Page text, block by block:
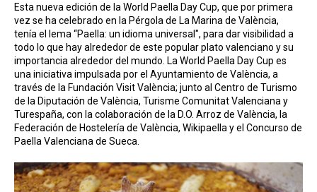
Esta nueva edición de la World Paella Day Cup, que por primera
vez se ha celebrado en la Pérgola de La Marina de València,
tenía el lema “Paella: un idioma universal", para dar visibilidad a
todo lo que hay alrededor de este popular plato valenciano y su
importancia alrededor del mundo. La World Paella Day Cup es
una iniciativa impulsada por el Ayuntamiento de València, a
través de la Fundación Visit València; junto al Centro de Turismo
de la Diputación de València, Turisme Comunitat Valenciana y
Turespaña, con la colaboración de la D.O. Arroz de València, la
Federación de Hostelería de València, Wikipaella y el Concurso de
Paella Valenciana de Sueca.